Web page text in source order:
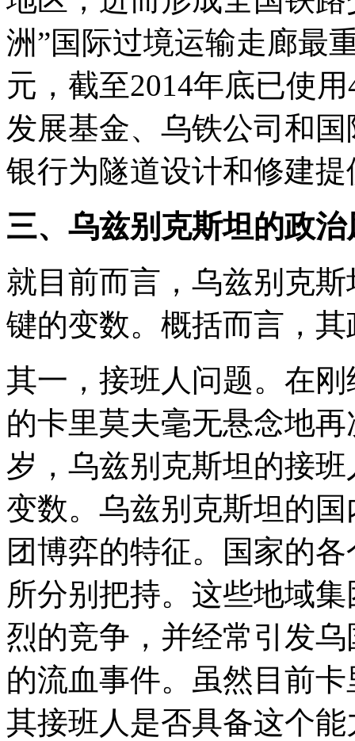
洲”国际过境运输走廊最
元，截至2014年底已使
发展基金、乌铁公司和
银行为隧道设计和修建
三、乌兹别克斯坦的政治
就目前而言，乌兹别克
键的变数。概括而言，
其一，接班人问题。在
的卡里莫夫毫无悬念地
岁，乌兹别克斯坦的接
变数。乌兹别克斯坦的
团博弈的特征。国家的
所分别把持。这些地域
烈的竞争，并经常引发
的流血事件。虽然目前
其接班人是否具备这个